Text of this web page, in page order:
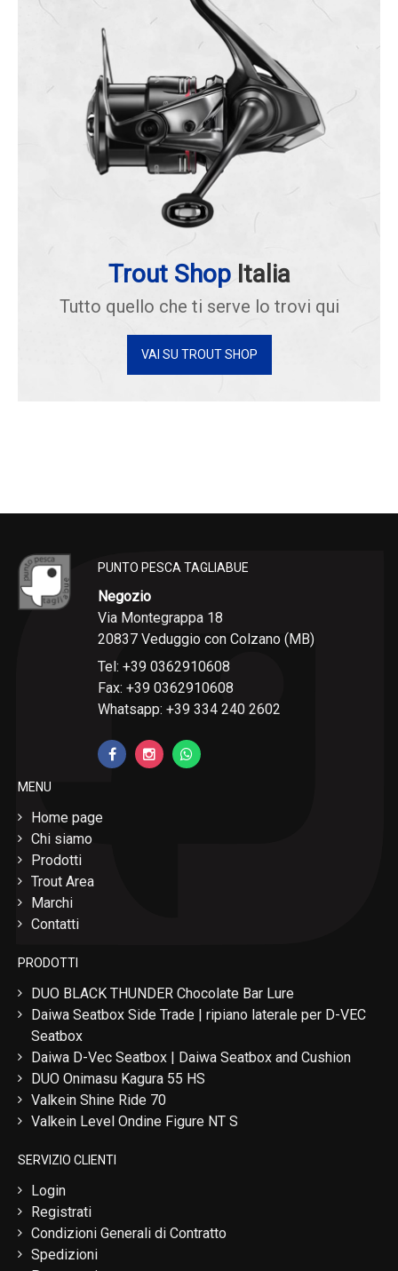
Trout ShopItalia
Tutto quello che ti serve lo trovi qui
VAI SU TROUT SHOP
PUNTO PESCA TAGLIABUE
Negozio
Via Montegrappa 18
20837 Veduggio con Colzano (MB)
Tel: +39 0362910608
Fax: +39 0362910608
Whatsapp: +39 334 240 2602
MENU
Home page
Chi siamo
Prodotti
Trout Area
Marchi
Contatti
PRODOTTI
DUO BLACK THUNDER Chocolate Bar Lure
Daiwa Seatbox Side Trade | ripiano laterale per D-VEC
Seatbox
Daiwa D-Vec Seatbox | Daiwa Seatbox and Cushion
DUO Onimasu Kagura 55 HS
Valkein Shine Ride 70
Valkein Level Ondine Figure NT S
SERVIZIO CLIENTI
Login
Registrati
Condizioni Generali di Contratto
Spedizioni